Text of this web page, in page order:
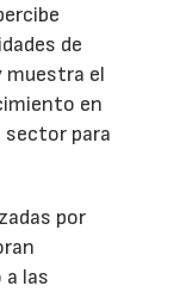
de
muestra el
en
sector para
por
las